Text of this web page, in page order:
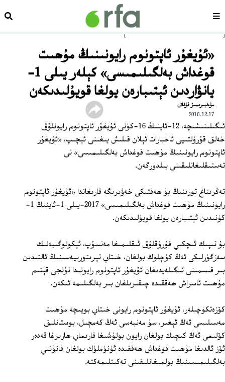
ئاساسلىق مەزمۇنغا ئاتلاڭسەھىپە
«ئۇيغۇر ئاپتونوم رايونىنىڭ مۇھىت
قوغداش بەلگىلىمىسى» كېلەر يىلى 1-
يانۋاردىن ئېتىبارەن يولغا قويۇلىدىكەن
مۇخبىرىمىز قۇتلان
2016.12.17
ئىگىلىنىشىچە، 12-ئاينىڭ 16-كۈنى ئۇيغۇر ئاپتونوم رايونلۇق
خەلق قۇرۇلتىيى ئاخبارات ئېلان قىلىش يىغىنى ئېچىپ، «ئۇيغۇر
ئاپتونوم رايونىنىڭ مۇھىت قوغداش بەلگىلىمىسى» نى
تەستىقلىغانلىقىنى بىلدۈرگەن.
تەڭرىتاغ تورىنىڭ بۇ ھەقتىكى خەۋىرىگە قارىغاندا «ئۇيغۇر ئاپتونوم
رايونىنىڭ مۇھىت قوغداش بەلگىلىمىسى» 2017-يىلى 1-ئاينىڭ 1-
كۈنىدىن ئېتىبارەن يولغا قويۇلىدىكەن.
بۇ تىپىك ئىچكىي قۇرۇقلۇق ئىقلىمىغا مەنسۇپ، ئېكولوگىيەلىك
سەزگۈرلىكى ئەڭ كۈچلۈك بولغان، خىتاي تېرىتورىيەسىنىڭ ئالتىدىن
بىر قىسمىنى ئىگىلەيدىغان ئۇيغۇر ئاپتونوم رايونىدا تۇنجى قېتىم
مۇھىت ئاسراش ھەققىدە چىقىرىلغان بىر بەلگىلىمە ئىكەن.
كۆزەتكۈچىلەر، ئۇيغۇر ئاپتونوم رايونى خىتاي بويىچە مۇھىت
مەسىلىسى ئەڭ ئېغىر، سۇ مەنبەسى ئەڭ كەمچىل، بوستانلىق
كۆلىمى ئەڭ كىچىك بولغان رايون بولۇشىغا قارىماي ھازىرغا قەدەر
ئۆز ئالدىغا مۇھىت قوغداش ھەققىدە ئۈنۈملۈك بولغان قانۇنىي
بەلگىلىمىسىنىڭ بولمىغانلىقىنى تەكىتلىمەكتە.